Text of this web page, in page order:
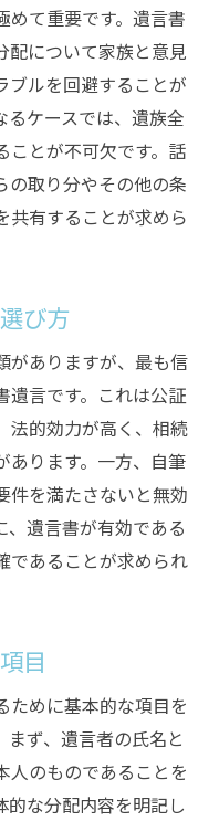
影響
の防止
る時間的影響
的効果
遺言の役割
果
作成の手引き
言作成のポイント
視野の重要性
構え
スト
言の更新
する方法
るための工夫
めの手段
明する際のポイン
するための備え
めて重要です。遺言書
配について家族と意見
ブルを回避することが
るケースでは、遺族全
ことが不可欠です。話
の取り分やその他の条
共有することが求めら
び方
がありますが、最も信
遺言です。これは公証
法的効力が高く、相続
あります。一方、自筆
件を満たさないと無効
、遺言書が有効である
であることが求められ
目
ために基本的な項目を
ず、遺言者の氏名と
人のものであることを
的な分配内容を明記し